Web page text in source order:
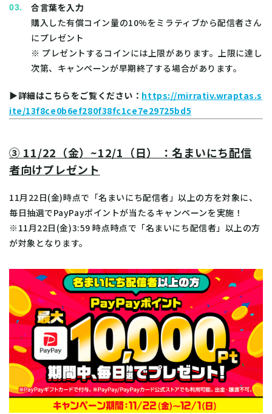
合言葉を入力
購入した有償コイン量の10%をミラティブから配信者さん
にプレゼント
※ プレゼントするコインには上限があります。上限に達し
次第、キャンペーンが早期終了する場合があります。
▶詳細はこちらをご覧ください： https://mirrativ.wraptas.s
ite/13f8ce0b6ef280f38fc1ce7e29725bd5
③ 11/22（金）~12/1（日） ：名まいにち配信
者向けプレゼント
11月22日(金)時点で「名まいにち配信者」以上の方を対象に、
毎日抽選でPayPayポイントが当たるキャンペーンを実施！
※11月22日(金)3:59 時点時点で「名まいにち配信者」以上の方
が対象となります。